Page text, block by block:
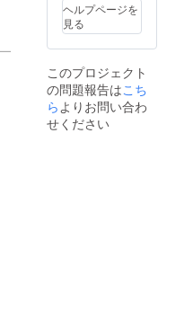
ヘルプページを
見る
このプロジェクト
の問題報告はこち
らよりお問い合わ
せください